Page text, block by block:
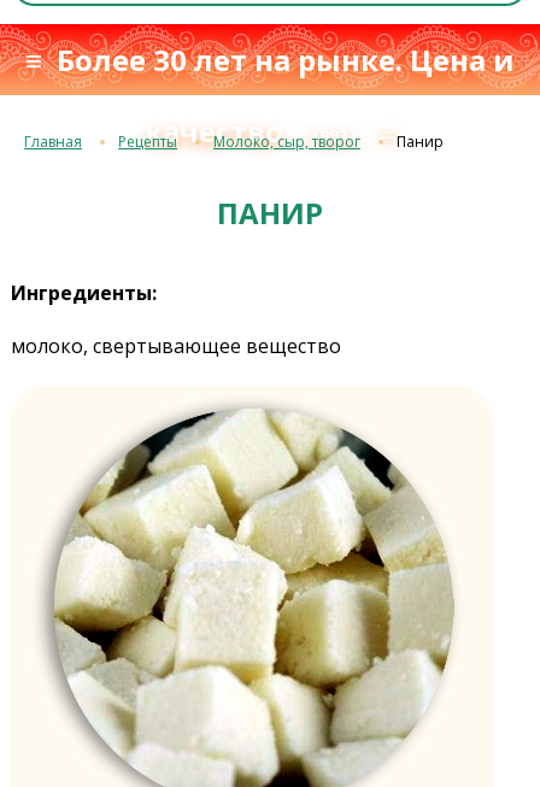
≡ Более 30 лет на рынке. Цена и
качествос 1993 г. ≡
Главная Рецепты Молоко, сыр, творог Панир
ПАНИР
Ингредиенты:
молоко, свертывающее вещество